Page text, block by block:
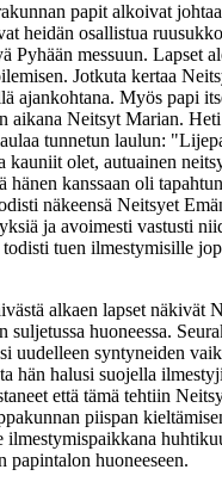
papit alkoivat
heidän osallistua
Pyhään messuun. Lapset
Jotkuta kertaa
ajankohtana. Myös papi
aikana Neitsyt Marian.
tunnetun laulun:
olet, autuainen
hänen kanssaan oli
näkeensä Neitsyet
ja avoimesti vastusti
tuen ilmestymisille
alkaen lapset näkivät
suljetussa huoneessa.
uudelleen syntyneiden
hän halusi suojella
että tämä tehtiin
piispan
ilmestymispaikkana
papintalon huoneeseen.